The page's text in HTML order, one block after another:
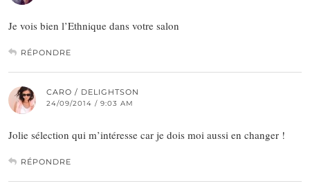
Je vois bien l’Ethnique dans votre salon
RÉPONDRE
CARO / DELIGHTSON
24/09/2014 / 9:03 AM
Jolie sélection qui m’intéresse car je dois moi aussi en changer !
RÉPONDRE